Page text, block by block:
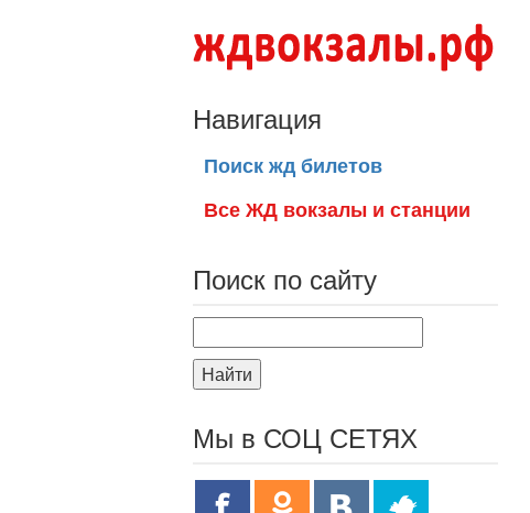
Навигация
Поиск жд билетов
Все ЖД вокзалы и станции
Поиск по сайту
Найти
Мы в СОЦ СЕТЯХ